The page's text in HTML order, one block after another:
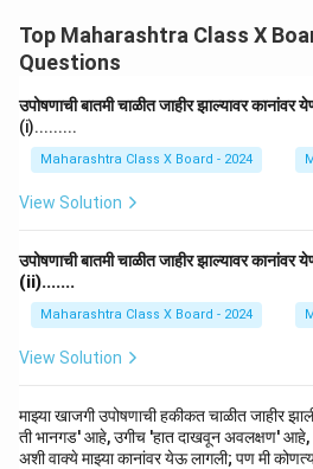
Top Maharashtra Class X
Questions
उपोषणाची बातमी चाळीत जाहीर झाल्यावर कानांवर
(i).........
Maharashtra Class X Board - 2024
View Solution
उपोषणाची बातमी चाळीत जाहीर झाल्यावर कानांवर
(ii).......
Maharashtra Class X Board - 2024
View Solution
माझ्या खाजगी उपोषणाची हकीकत चाळीत जाहीर
ती भानगड' आहे, उगीच 'हात दाखवून अवलक्षण' आहे,
अशी वाक्ये माझ्या कानांवर येऊ लागली; पण मी